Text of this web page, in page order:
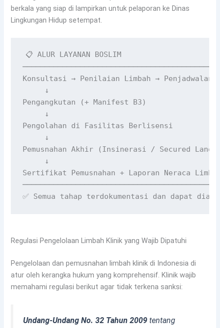
berkala yang siap di lampirkan untuk pelaporan ke Dinas
Lingkungan Hidup setempat.
📋 ALUR LAYANAN BOSLIM
Konsultasi → Penilaian Limbah → Penjadwalan
     ↓
Pengangkutan (+ Manifest B3)
     ↓
Pengolahan di Fasilitas Berlisensi
     ↓
Pemusnahan Akhir (Insinerasi / Secured
     ↓
Sertifikat Pemusnahan + Laporan Neraca
Regulasi Pengelolaan Limbah Klinik yang Wajib Dipatuhi
Pengelolaan dan pemusnahan limbah klinik di Indonesia di
atur oleh kerangka hukum yang komprehensif. Klinik wajib
memahami regulasi berikut agar tidak terkena sanksi:
Undang-Undang No. 32 Tahun 2009 tentang